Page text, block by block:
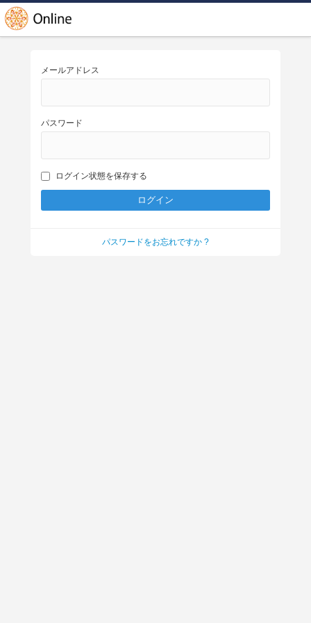
メールアドレス
パスワード
ログイン状態を保存する
パスワードをお忘れですか ?